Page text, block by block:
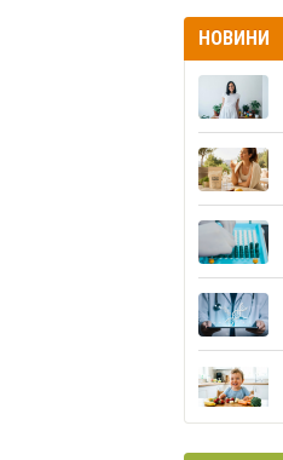
НОВИНИ